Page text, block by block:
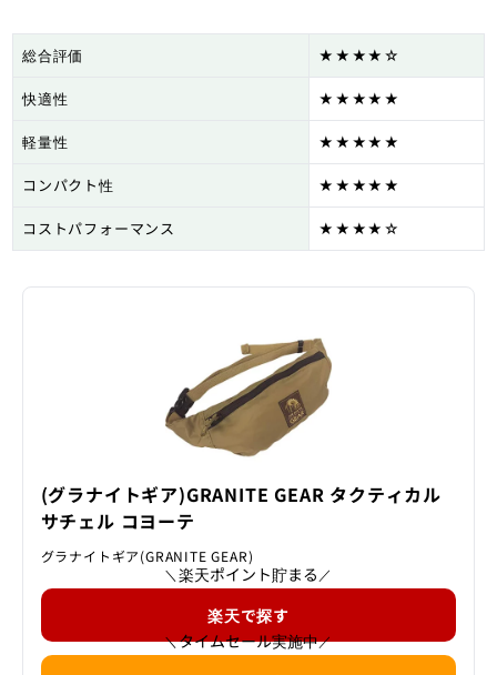
総合評価 ★★★★☆
快適性 ★★★★★
軽量性 ★★★★★
コンパクト性 ★★★★★
コストパフォーマンス ★★★★☆
(グラナイトギア)GRANITE GEAR タクティカル
サチェル コヨーテ
グラナイトギア(GRANITE GEAR)
＼ 楽天ポイント貯まる ／
楽天で探す
＼タイムセール実施中／